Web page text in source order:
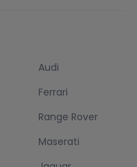
Audi
Ferrari
Range Rover
Maserati